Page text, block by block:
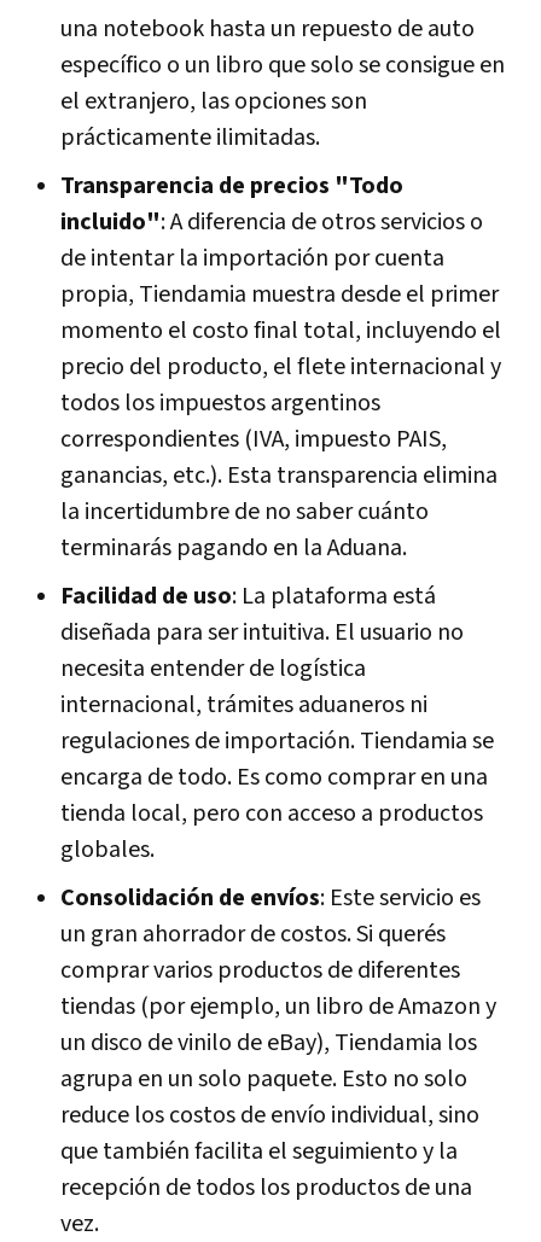
una notebook hasta un repuesto de auto
específico o un libro que solo se consigue en
el extranjero, las opciones son
prácticamente ilimitadas.
Transparencia de precios "Todo
incluido": A diferencia de otros servicios o
de intentar la importación por cuenta
propia, Tiendamia muestra desde el primer
momento el costo final total, incluyendo el
precio del producto, el flete internacional y
todos los impuestos argentinos
correspondientes (IVA, impuesto PAIS,
ganancias, etc.). Esta transparencia elimina
la incertidumbre de no saber cuánto
terminarás pagando en la Aduana.
Facilidad de uso: La plataforma está
diseñada para ser intuitiva. El usuario no
necesita entender de logística
internacional, trámites aduaneros ni
regulaciones de importación. Tiendamia se
encarga de todo. Es como comprar en una
tienda local, pero con acceso a productos
globales.
Consolidación de envíos: Este servicio es
un gran ahorrador de costos. Si querés
comprar varios productos de diferentes
tiendas (por ejemplo, un libro de Amazon y
un disco de vinilo de eBay), Tiendamia los
agrupa en un solo paquete. Esto no solo
reduce los costos de envío individual, sino
que también facilita el seguimiento y la
recepción de todos los productos de una
vez.